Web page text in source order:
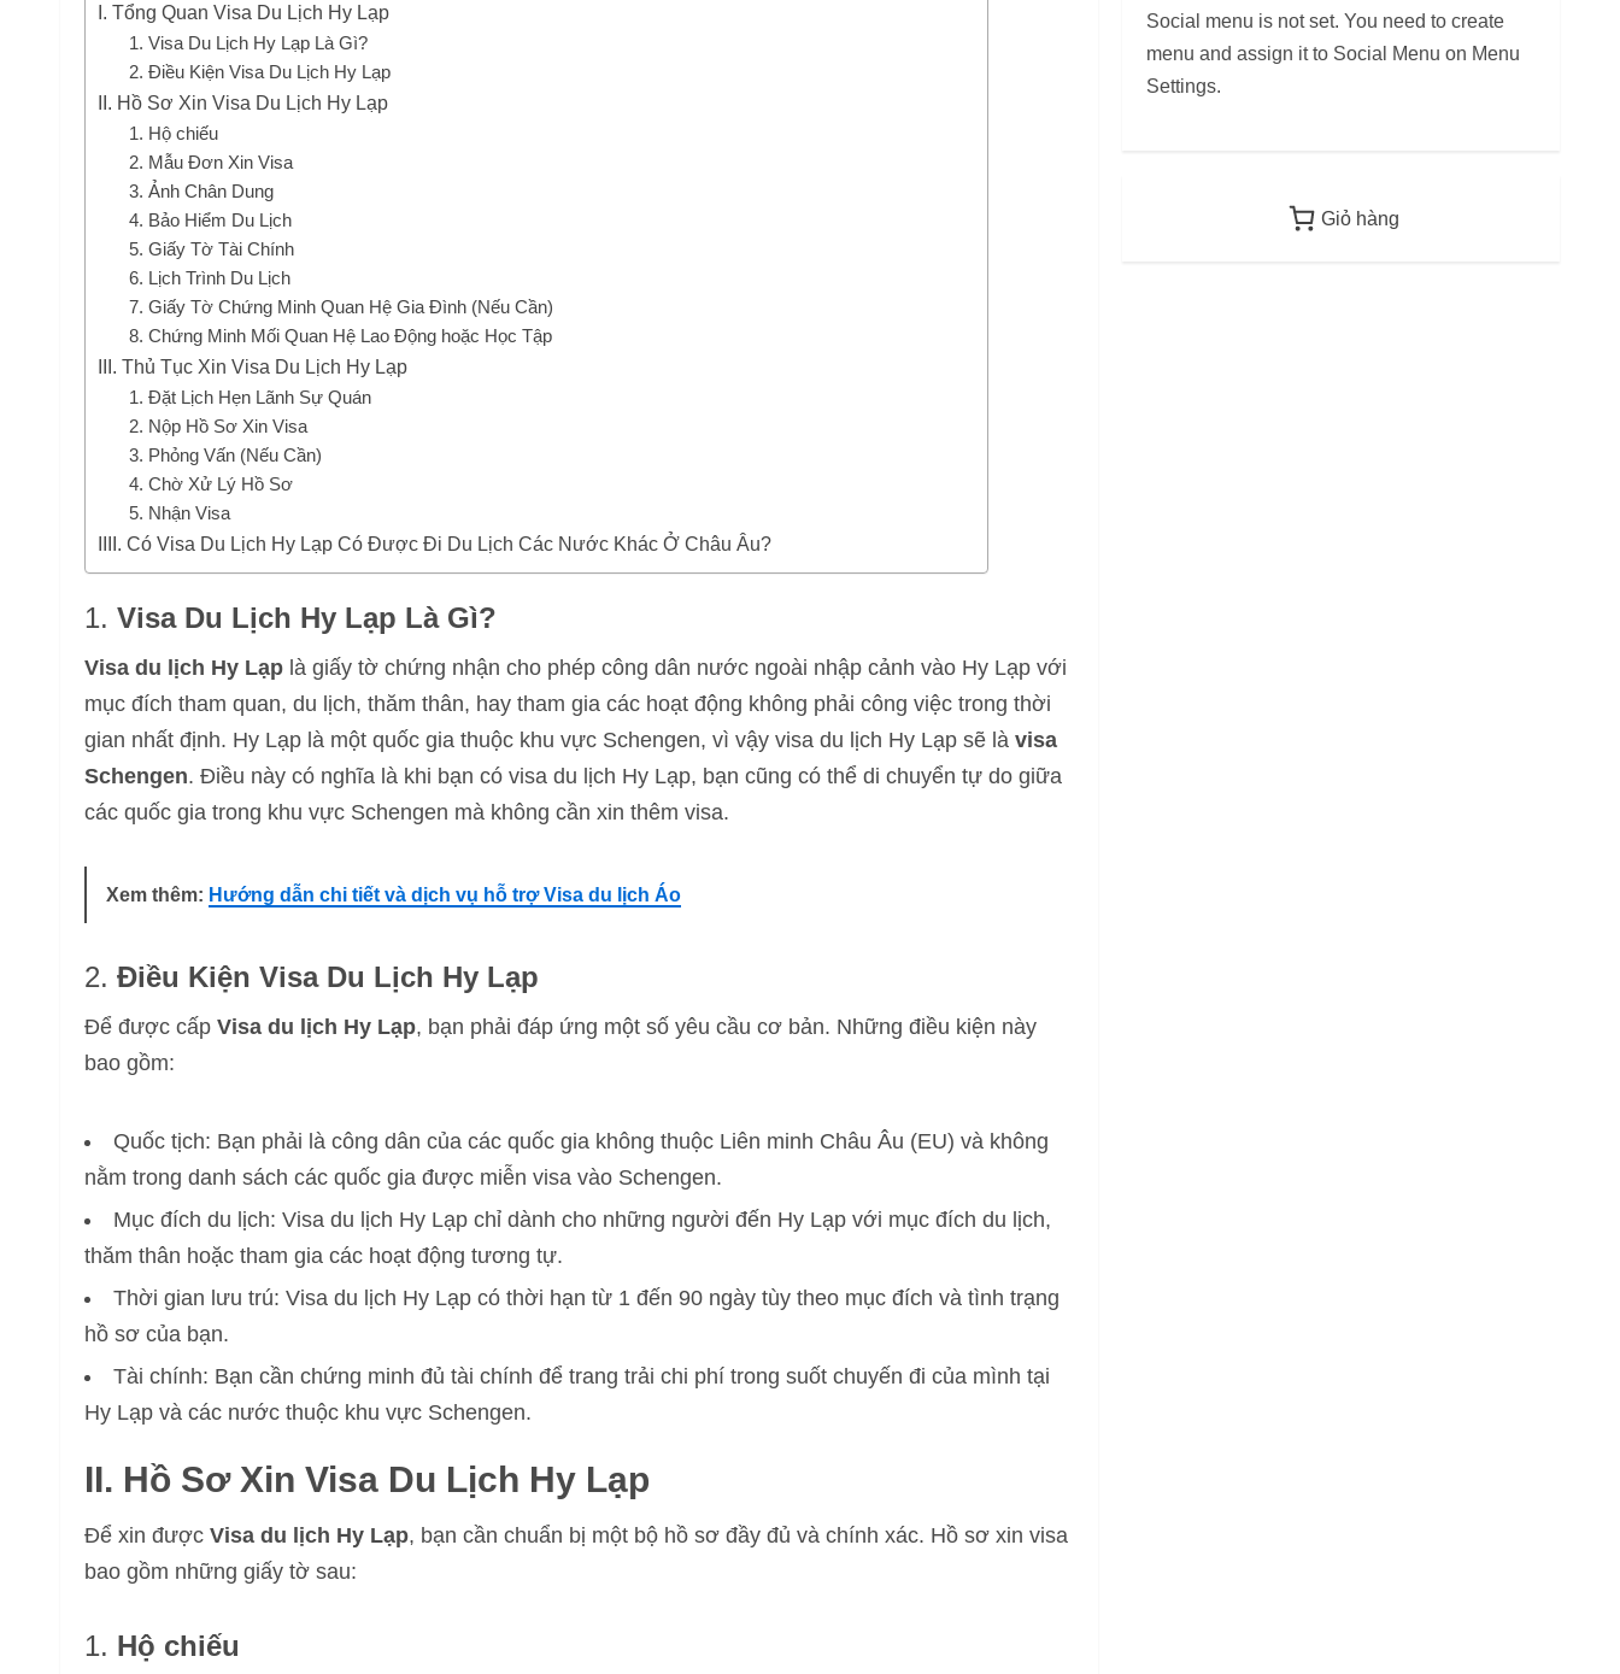
I. Tổng Quan Visa Du Lịch Hy Lạp
1. Visa Du Lịch Hy Lạp Là Gì?
2. Điều Kiện Visa Du Lịch Hy Lạp
II. Hồ Sơ Xin Visa Du Lịch Hy Lạp
1. Hộ chiếu
2. Mẫu Đơn Xin Visa
3. Ảnh Chân Dung
4. Bảo Hiểm Du Lịch
5. Giấy Tờ Tài Chính
6. Lịch Trình Du Lịch
7. Giấy Tờ Chứng Minh Quan Hệ Gia Đình (Nếu Cần)
8. Chứng Minh Mối Quan Hệ Lao Động hoặc Học Tập
III. Thủ Tục Xin Visa Du Lịch Hy Lạp
1. Đặt Lịch Hẹn Lãnh Sự Quán
2. Nộp Hồ Sơ Xin Visa
3. Phỏng Vấn (Nếu Cần)
4. Chờ Xử Lý Hồ Sơ
5. Nhận Visa
IIII. Có Visa Du Lịch Hy Lạp Có Được Đi Du Lịch Các Nước Khác Ở Châu Âu?
1. Visa Du Lịch Hy Lạp Là Gì?
Visa du lịch Hy Lạp là giấy tờ chứng nhận cho phép công dân nước ngoài nhập cảnh vào Hy Lạp với
mục đích tham quan, du lịch, thăm thân, hay tham gia các hoạt động không phải công việc trong thời
gian nhất định. Hy Lạp là một quốc gia thuộc khu vực Schengen, vì vậy visa du lịch Hy Lạp sẽ là visa
Schengen. Điều này có nghĩa là khi bạn có visa du lịch Hy Lạp, bạn cũng có thể di chuyển tự do giữa
các quốc gia trong khu vực Schengen mà không cần xin thêm visa.
Xem thêm: Hướng dẫn chi tiết và dịch vụ hỗ trợ Visa du lịch Áo
2. Điều Kiện Visa Du Lịch Hy Lạp
Để được cấp Visa du lịch Hy Lạp, bạn phải đáp ứng một số yêu cầu cơ bản. Những điều kiện này
bao gồm:
Quốc tịch: Bạn phải là công dân của các quốc gia không thuộc Liên minh Châu Âu (EU) và không
nằm trong danh sách các quốc gia được miễn visa vào Schengen.
Mục đích du lịch: Visa du lịch Hy Lạp chỉ dành cho những người đến Hy Lạp với mục đích du lịch,
thăm thân hoặc tham gia các hoạt động tương tự.
Thời gian lưu trú: Visa du lịch Hy Lạp có thời hạn từ 1 đến 90 ngày tùy theo mục đích và tình trạng
hồ sơ của bạn.
Tài chính: Bạn cần chứng minh đủ tài chính để trang trải chi phí trong suốt chuyến đi của mình tại
Hy Lạp và các nước thuộc khu vực Schengen.
II. Hồ Sơ Xin Visa Du Lịch Hy Lạp
Để xin được Visa du lịch Hy Lạp, bạn cần chuẩn bị một bộ hồ sơ đầy đủ và chính xác. Hồ sơ xin visa
bao gồm những giấy tờ sau:
1. Hộ chiếu
1
Danh Sách 12.649 Doanh
Điều kiện thu nhập bảo
Social menu is not set. You need to create
menu and assign it to Social Menu on Menu
Settings.
Giỏ hàng